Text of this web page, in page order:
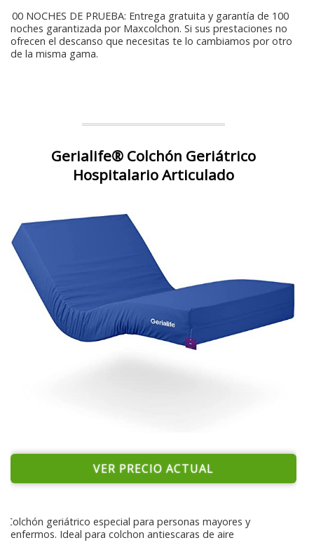
100 NOCHES DE PRUEBA: Entrega gratuita y garantía de 100
noches garantizada por Maxcolchon. Si sus prestaciones no
ofrecen el descanso que necesitas te lo cambiamos por otro
de la misma gama.
Gerialife® Colchón Geriátrico
Hospitalario Articulado
VER PRECIO ACTUAL
Colchón geriátrico especial para personas mayores y
enfermos. Ideal para colchon antiescaras de aire